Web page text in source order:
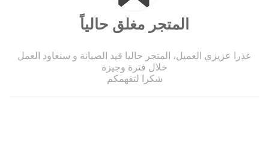
المتجر مغلق حالياً
عذرا عزيزي العميل، المتجر حاليا قيد الصيانة و سنعاود العمل
خلال فترة وجيزة
شكرا لتفهمكم